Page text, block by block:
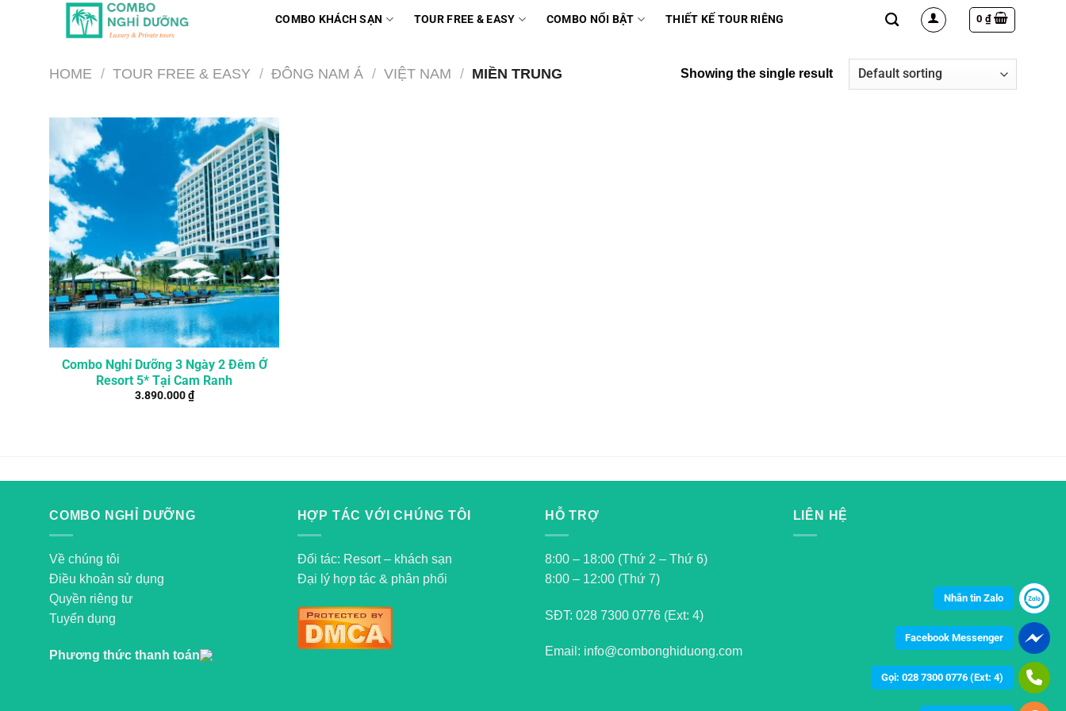
COMBO KHÁCH SẠN TOUR FREE & EASY COMBO NỔI BẬT THIẾT KẾ TOUR RIÊNG 0 ₫
HOME / TOUR FREE & EASY / ĐÔNG NAM Á / VIỆT NAM / MIỀN TRUNG Showing the single result
Combo Nghỉ Dưỡng 3 Ngày 2 Đêm Ở
Resort 5* Tại Cam Ranh
3.890.000₫
COMBO NGHỈ DƯỠNG
Về chúng tôi
Điều khoản sử dụng
Quyền riêng tư
Tuyển dụng
Phương thức thanh toán
HỢP TÁC VỚI CHÚNG TÔI
Đối tác: Resort – khách sạn
Đại lý hợp tác & phân phối
HỖ TRỢ
8:00 – 18:00 (Thứ 2 – Thứ 6)
8:00 – 12:00 (Thứ 7)
SĐT: 028 7300 0776 (Ext: 4)
Email: info@combonghiduong.com
LIÊN HỆ
Nhắn tin Zalo
Facebook Messenger
Gọi: 028 7300 0776 (Ext: 4)